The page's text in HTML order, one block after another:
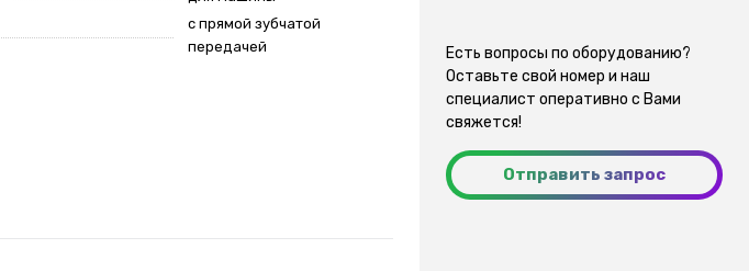
с прямой зубчатой
передачей
Есть вопросы по оборудованию?
Оставьте свой номер и наш
специалист оперативно с Вами
свяжется!
Отправить запрос